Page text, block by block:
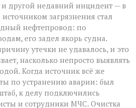
и другой недавний инцидент — в
загрязнения стал
нефтепровод: по
его задел якорь судна.
утечки не удавалось, и это
насколько непросто выявлять
Когда источник всё же
по устранению аварии: был
к делу подключились
и сотрудники МЧС. Очистка